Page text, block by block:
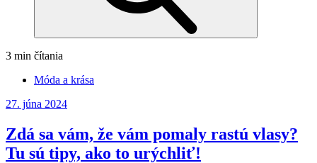
3 min čítania
Móda a krása
Posted
27. júna 2024
Zdá sa vám, že vám pomaly rastú vlasy?
Tu sú tipy, ako to urýchliť!